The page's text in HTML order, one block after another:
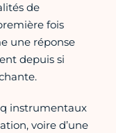
de
fois
une réponse
depuis si
instrumentaux
voire d’une